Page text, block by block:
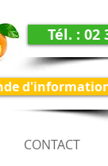
Tél. : 02
CONTACT